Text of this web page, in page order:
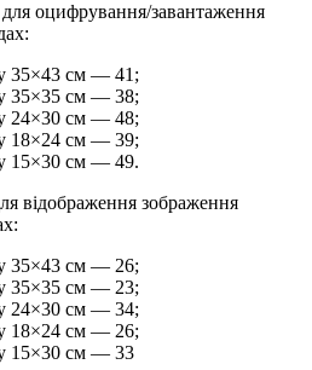
оцифрування/завантаження
35×43 см — 41;
35×35 см — 38;
24×30 см — 48;
18×24 см — 39;
15×30 см — 49.
відображення зображення
35×43 см — 26;
35×35 см — 23;
24×30 см — 34;
18×24 см — 26;
15×30 см — 33